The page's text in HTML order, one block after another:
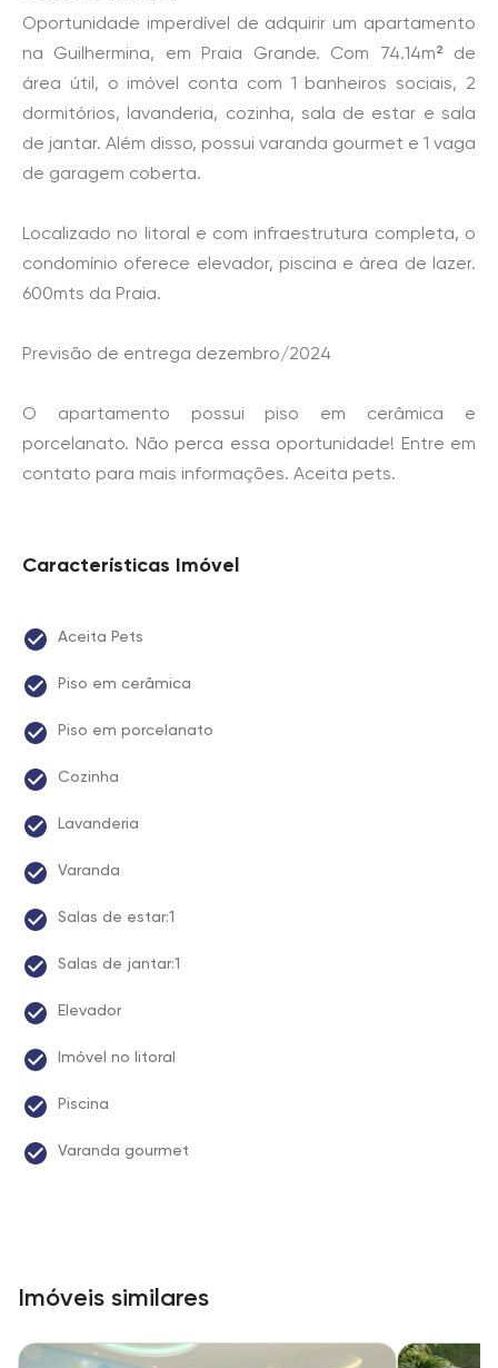
Oportunidade imperdível de adquirir um apartamento
na Guilhermina, em Praia Grande. Com 74.14m² de
área útil, o imóvel conta com 1 banheiros sociais, 2
dormitórios, lavanderia, cozinha, sala de estar e sala
de jantar. Além disso, possui varanda gourmet e 1 vaga
de garagem coberta.
Localizado no litoral e com infraestrutura completa, o
condomínio oferece elevador, piscina e área de lazer.
600mts da Praia.
Previsão de entrega dezembro/2024
O apartamento possui piso em cerâmica e
porcelanato. Não perca essa oportunidade! Entre em
contato para mais informações. Aceita pets.
Características Imóvel
Aceita Pets
Piso em cerâmica
Piso em porcelanato
Cozinha
Lavanderia
Varanda
Salas de estar:1
Salas de jantar:1
Elevador
Imóvel no litoral
Piscina
Varanda gourmet
Imóveis similares